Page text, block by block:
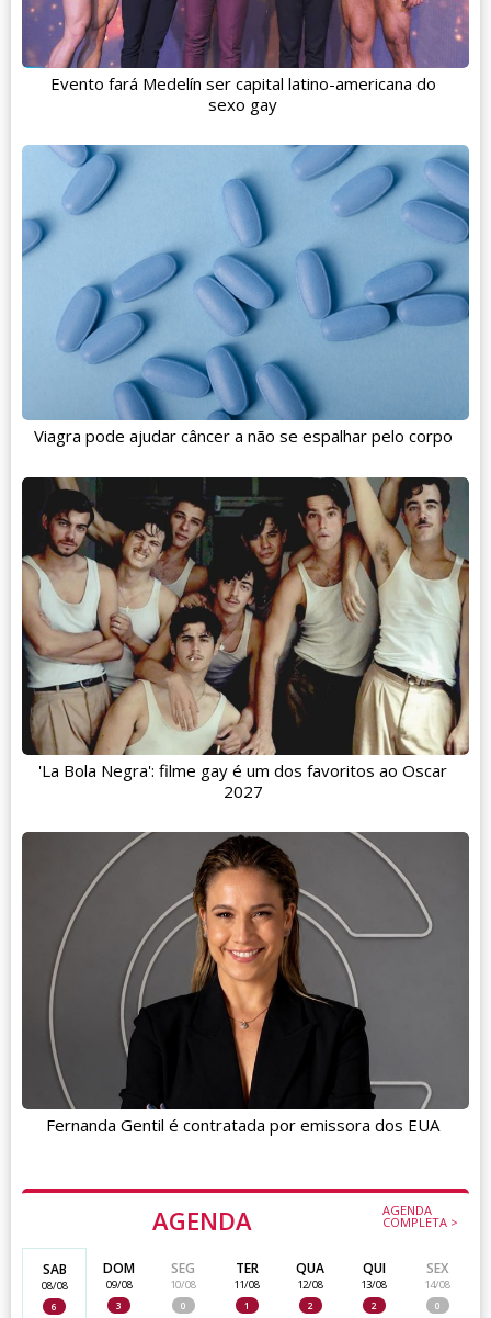
AGENDA AGENDA
COMPLETA >
SAB
08/08
6
DOM
09/08
3
SEG
10/08
0
TER
11/08
1
QUA
12/08
2
QUI
13/08
2
SEX
14/08
0
Evento fará Medelín ser capital latino-americana do
sexo gay
Viagra pode ajudar câncer a não se espalhar pelo corpo
'La Bola Negra': filme gay é um dos favoritos ao Oscar
2027
Fernanda Gentil é contratada por emissora dos EUA